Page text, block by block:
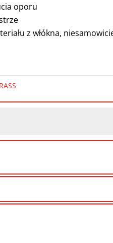
oporu
z włókna,